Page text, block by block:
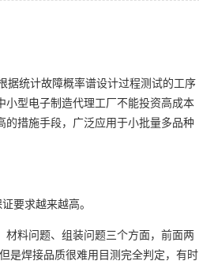
据统计故障概率谱设计过程测试的工序
型电子制造代理工厂不能投资高成本
措施手段，广泛应用于小批量多品种
要求越来越高。
料问题、组装问题三个方面，前面两
是焊接品质很难用目测完全判定，有时